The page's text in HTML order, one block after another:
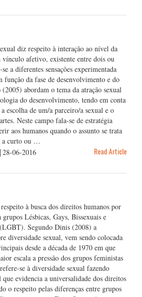
diz respeito à interação ao nível da
vínculo afetivo, existente entre dois ou
a diferentes sensações experimentada
da fase de desenvolvimento e do
abordam o tema da atração sexual
do desenvolvimento, tendo em conta
escolha de um/a parceiro/a sexual e o
Neste campo fala-se de estratégia
aos humanos quando o assunto se trata
a curto ou …
28-06-2016 Read Article
à busca dos direitos humanos por
Lésbicas, Gays, Bissexuais e
Segundo Dinis (2008) a
diversidade sexual, vem sendo colocada
desde a década de 1970 em que
escala a pressão dos grupos feministas
se à diversidade sexual fazendo
evidencia a universalidade dos direitos
o respeito pelas diferenças entre grupos